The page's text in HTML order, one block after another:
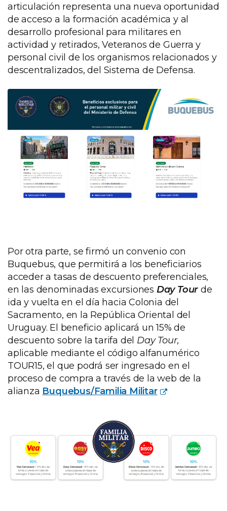
articulación representa una nueva oportunidad
de acceso a la formación académica y al
desarrollo profesional para militares en
actividad y retirados, Veteranos de Guerra y
personal civil de los organismos relacionados y
descentralizados, del Sistema de Defensa.
Por otra parte, se firmó un convenio con
Buquebus, que permitirá a los beneficiarios
acceder a tasas de descuento preferenciales,
en las denominadas excursiones Day Tour de
ida y vuelta en el día hacia Colonia del
Sacramento, en la República Oriental del
Uruguay. El beneficio aplicará un 15% de
descuento sobre la tarifa del Day Tour,
aplicable mediante el código alfanumérico
TOUR15, el que podrá ser ingresado en el
proceso de compra a través de la web de la
alianza Buquebus/Familia Militar